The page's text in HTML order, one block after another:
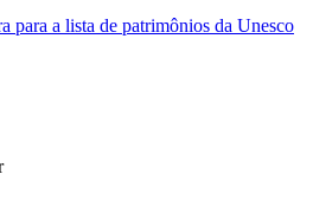
para a lista de patrimônios da Unesco